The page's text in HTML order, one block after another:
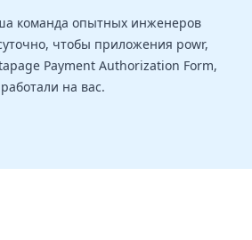
команда опытных инженеров
чтобы приложения powr,
Payment Authorization Form,
работали на вас.